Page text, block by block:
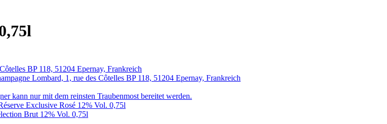
BP 118, 51204 Epernay, Frankreich
Lombard, 1, rue des Côtelles BP 118, 51204 Epernay, Frankreich
kann nur mit dem reinsten Traubenmost bereitet werden.
Exclusive Rosé 12% Vol. 0,75l
Brut 12% Vol. 0,75l